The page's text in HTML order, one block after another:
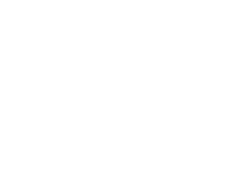
l'efficienza e la
del settore. Il